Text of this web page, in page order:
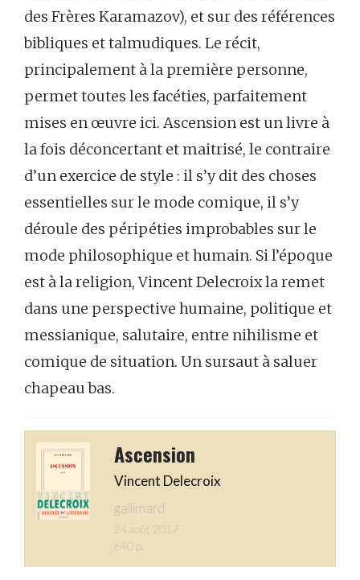
des Frères Karamazov), et sur des références
bibliques et talmudiques. Le récit,
principalement à la première personne,
permet toutes les facéties, parfaitement
mises en œuvre ici. Ascension est un livre à
la fois déconcertant et maitrisé, le contraire
d’un exercice de style : il s’y dit des choses
essentielles sur le mode comique, il s’y
déroule des péripéties improbables sur le
mode philosophique et humain. Si l’époque
est à la religion, Vincent Delecroix la remet
dans une perspective humaine, politique et
messianique, salutaire, entre nihilisme et
comique de situation. Un sursaut à saluer
chapeau bas.
Ascension
Vincent Delecroix
gallimard
24 août 2017
640 p.